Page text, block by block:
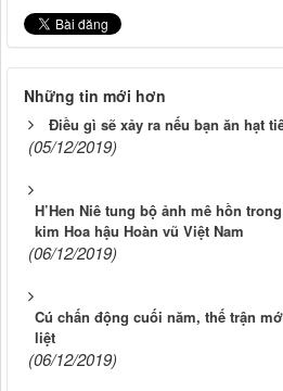
Những tin mới hơn
Điều gì sẽ xảy ra nếu bạn ăn hạt
(05/12/2019)
H’Hen Niê tung bộ ảnh mê hồn
kim Hoa hậu Hoàn vũ Việt Nam
(06/12/2019)
Cú chấn động cuối năm, thế trận
liệt
(06/12/2019)